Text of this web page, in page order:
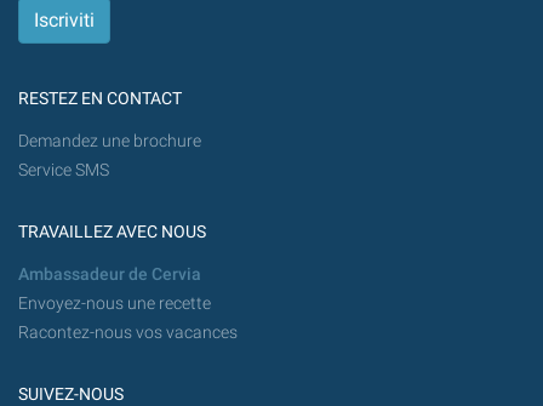
RESTEZ EN CONTACT
Demandez une brochure
Service SMS
TRAVAILLEZ AVEC NOUS
Ambassadeur de Cervia
Envoyez-nous une recette
Racontez-nous vos vacances
SUIVEZ-NOUS